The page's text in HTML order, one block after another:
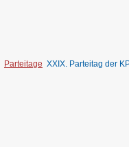
Parteitage XXIX. Parteitag der